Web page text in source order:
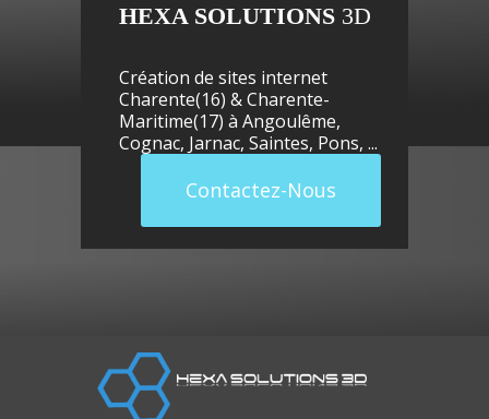
Maguy -
HEXA SOLUTIONS 3D
Création de sites internet
Charente(16) & Charente-
Maritime(17) à Angoulême,
Cognac, Jarnac, Saintes, Pons, ...
Contactez-Nous